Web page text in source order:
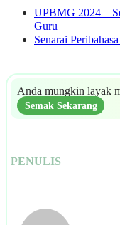
UPBMG 2024 –
Guru
Senarai
Anda mungkin layak
Semak Sekarang
PENULIS